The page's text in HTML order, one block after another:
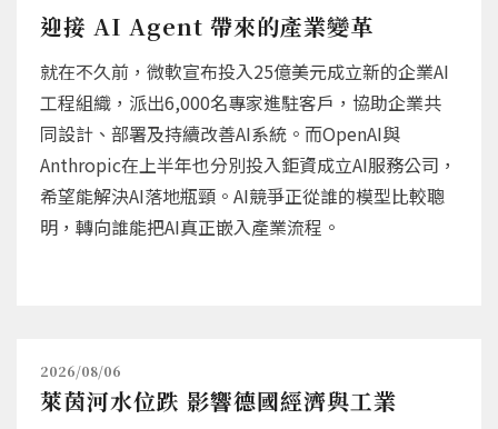
迎接 AI Agent 帶來的產業變革
就在不久前，微軟宣布投入25億美元成立新的企業AI
工程組織，派出6,000名專家進駐客戶，協助企業共
同設計、部署及持續改善AI系統。而OpenAI與
Anthropic在上半年也分別投入鉅資成立AI服務公司，
希望能解決AI落地瓶頸。AI競爭正從誰的模型比較聰
明，轉向誰能把AI真正嵌入產業流程。
2026/08/06
萊茵河水位跌 影響德國經濟與工業